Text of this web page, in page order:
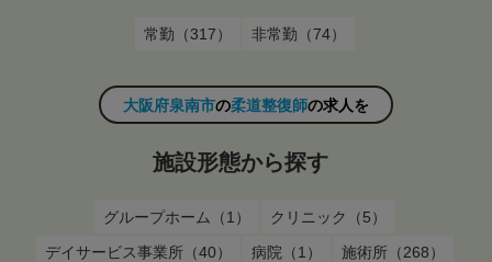
常勤（317） 非常勤（74）
大阪府泉南市の柔道整復師の求人を
施設形態から探す
グループホーム（1）
クリニック（5）
デイサービス事業所（40）
病院（1）
施術所（268）